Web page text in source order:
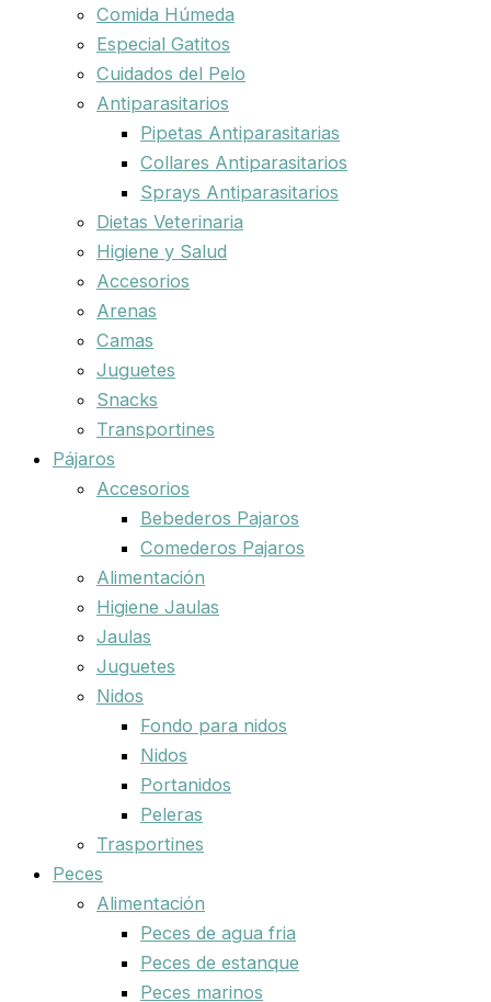
Comida Húmeda
Especial Gatitos
Cuidados del Pelo
Antiparasitarios
Pipetas Antiparasitarias
Collares Antiparasitarios
Sprays Antiparasitarios
Dietas Veterinaria
Higiene y Salud
Accesorios
Arenas
Camas
Juguetes
Snacks
Transportines
Pájaros
Accesorios
Bebederos Pajaros
Comederos Pajaros
Alimentación
Higiene Jaulas
Jaulas
Juguetes
Nidos
Fondo para nidos
Nidos
Portanidos
Peleras
Trasportines
Peces
Alimentación
Peces de agua fria
Peces de estanque
Peces marinos